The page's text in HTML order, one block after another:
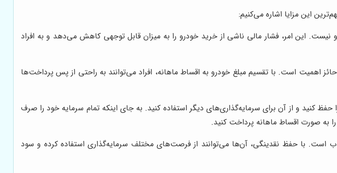
این مزایا اشاره می‌کنیم:
نیست. این امر، فشار مالی ناشی از خرید خودرو را به میزان قابل توجهی کاهش می‌دهد و به افراد
حائز اهمیت است. با تقسیم مبلغ خودرو به اقساط ماهانه، افراد می‌توانند به راحتی از پس پرداخت‌ها
کنید و از آن برای سرمایه‌گذاری‌های دیگر استفاده کنید. به جای اینکه تمام سرمایه خود را صرف
به صورت اقساط ماهانه پرداخت کنید.
است. با حفظ نقدینگی، آن‌ها می‌توانند از فرصت‌های مختلف سرمایه‌گذاری استفاده کرده و سود